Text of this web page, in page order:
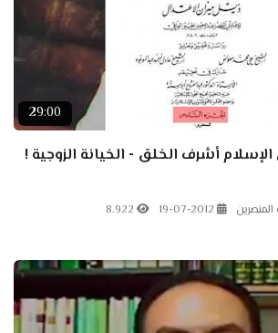
29:00
أشرف الخلق - الخيانة الزوجية !
19-07-2012
8.922